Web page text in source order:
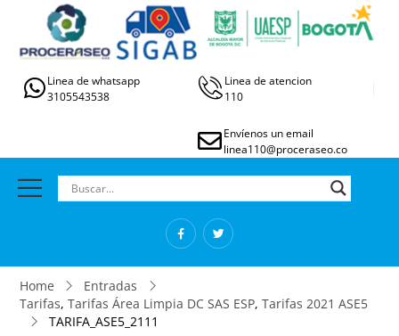
Linea de whatsapp
3105543538
Linea de atencion
110
Envíenos un email
linea110@proceraseo.co
Home
Entradas
Tarifas, Tarifas Área Limpia DC SAS ESP, Tarifas 2021 ASE5
TARIFA_ASE5_2111